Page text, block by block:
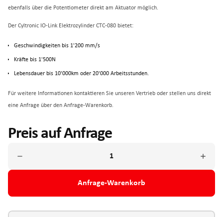
ebenfalls über die Potentiometer direkt am Aktuator möglich.
Der Cyltronic IO-Link Elektrozylinder CTC-080 bietet:
Geschwindigkeiten bis 1'200 mm/s
Kräfte bis 1'500N
Lebensdauer bis 10'000km oder 20'000 Arbeitsstunden.
Für weitere Informationen kontaktieren Sie unseren Vertrieb oder stellen uns direkt
eine Anfrage über den Anfrage-Warenkorb.
Preis auf Anfrage
Anfrage-Warenkorb